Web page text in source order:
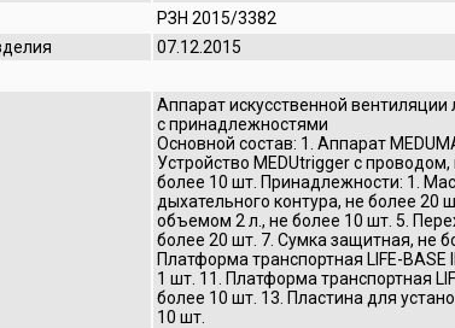
РЗН 2015/3382
07.12.2015
Аппарат искусственной
с принадлежностями
Основной состав: 1. Аппарат
Устройство MEDUtrigger с
более 10 шт. Принадлежности: 1.
дыхательного контура, не более 20
объемом 2 л., не более 10 шт. 5.
более 20 шт. 7. Сумка защитная, не
Платформа транспортная LIFE-BASE
1 шт. 11. Платформа транспортная
более 10 шт. 13. Пластина для
10 шт.